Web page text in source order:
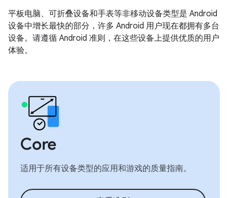
平板电脑、可折叠设备和手表等非移动设备类型是 Android
设备中增长最快的部分，许多 Android 用户现在都拥有多台
设备。请遵循 Android 准则，在这些设备上提供优质的用户
体验。
Core
适用于所有设备类型的应用和游戏的质量指南。